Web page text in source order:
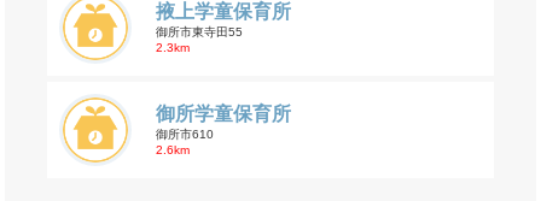
掖上学童保育所
御所市東寺田55
2.3km
御所学童保育所
御所市610
2.6km